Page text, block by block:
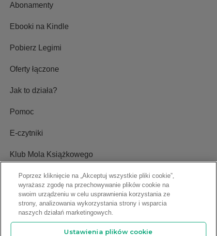
Abonamenty
Ebooki na Kindle
Pobierz Legimi
Oferty łączone
Jak to działa?
Pomoc
E-czytniki
Klub Mola Książkowego
Ustawienia plików cookie
Blog
Relacje inwestorskie
Poprzez kliknięcie na „Akceptuj wszystkie pliki cookie”,
wyrażasz zgodę na przechowywanie plików cookie na
swoim urządzeniu w celu usprawnienia korzystania ze
strony, analizowania wykorzystania strony i wsparcia
naszych działań marketingowych.
Ustawienia plików cookie